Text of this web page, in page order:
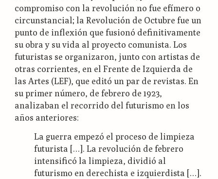
compromiso con la revolución no fue efímero o
circunstancial; la Revolución de Octubre fue un
punto de inflexión que fusionó definitivamente
su obra y su vida al proyecto comunista. Los
futuristas se organizaron, junto con artistas de
otras corrientes, en el Frente de Izquierda de
las Artes (LEF), que editó un par de revistas. En
su primer número, de febrero de 1923,
analizaban el recorrido del futurismo en los
años anteriores:
La guerra empezó el proceso de limpieza
futurista […]. La revolución de febrero
intensificó la limpieza, dividió al
futurismo en derechista e izquierdista […].